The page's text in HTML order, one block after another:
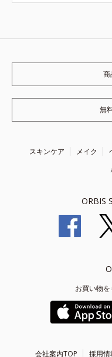
商
無
スキンケア メイク
ORBIS
お買い物を
会社案内TOP 採用情